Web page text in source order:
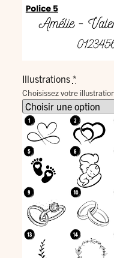
Illustrations *
Choisissez votre